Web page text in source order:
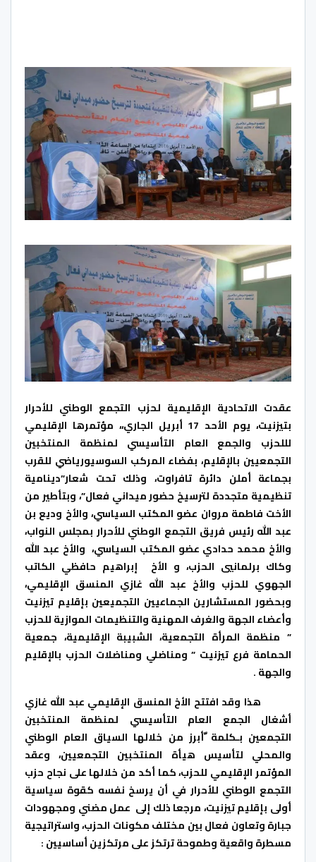
عقدت الاتحادية الإقليمية لحزب التجمع الوطني للأحرار
بتيزنيت، يوم الأحد 17 أبريل الجاري،، مؤتمرها الإقليمي
لللحزب والجمع العام التأسيسي لمنظمة المنتخبين
التجمعيين بالإقليم، بفضاء المركب السوسيورياضي للقرب
بجماعة أملن دائرة تافراوت، وذلك تحت شعار”دينامية
تنظيمية متجددة لترسيخ حضور ميداني فعال”، وبتأطير من
الأخت فاطمة مروان عضو المكتب السياسي، والأخ وديع بن
عبد الله رئيس فريق التجمع الوطني للأحرار بمجلس النواب،
والأخ محمد حدادي عضو المكتب السياسي، والأخ عبد الله
وكاك برلمانيي الحزب، و الأخ إبراهيم حافظي الكاتب
الجهوي للحزب والأخ عبد الله غازي المنسق الإقليمي،
وبحضور المستشارين الجماعيين التجميعين بإقليم تيزنيت
وأعضاء الجهة والغرف المهنية والتنظيمات الموازية للحزب
” منظمة المرأة التجمعية، الشبيبة الإقليمية، جمعية
الحمامة فرع تيزنيت ” ومناضلي ومناضلات الحزب بالإقليم
والجهة.
هذا وقد افتتح الأخ المنسق الإقليمي عبد الله غازي
أشغال الجمع العام التأسيسي لمنظمة المنتخبين
التجمعين بـكلمةّأبرز من خلالها السياق العام الوطني
والمحلي لتأسيس هيأة المنتخبين التجمعيين، وعقد
المؤتمر الإقليمي للحزب، كما أكد من خلالها على نجاح حزب
التجمع الوطني للأحرار في أن يرسخ نفسه كقوة سياسية
أولى بإقليم تيزنيت، مرجعا ذلك إلى عمل مضني ومجهودات
جبارة وتعاون فعال بين مختلف مكونات الحزب، واستراتيجية
مسطرة واقعية وطموحة ترتكز على مرتكزين أساسيين :